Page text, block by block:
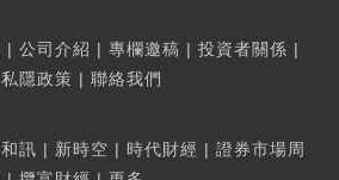
| 公司介紹 | 專欄邀稿 | 投資者關係 |
私隱政策 | 聯絡我們
和訊 | 新時空 | 時代財經 | 證券市場周